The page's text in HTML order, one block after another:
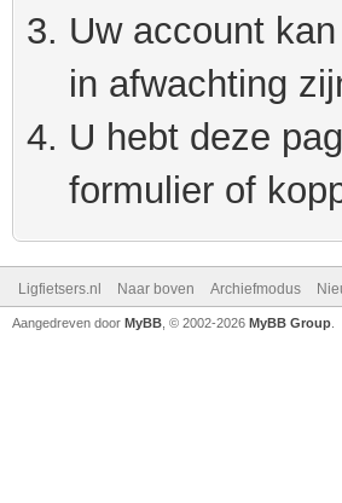
Uw account
in afwachting
U hebt deze
formulier of
Ligfietsers.nl Naar boven Archiefmodus
Aangedreven door MyBB , © 2002-2026 MyBB Group